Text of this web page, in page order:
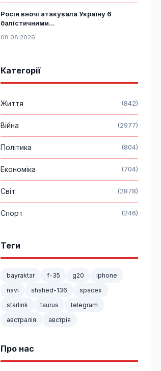
Росія вночі атакувала Україну 6
балістичними...
08.08.2026
Категорії
Життя (842)
Війна (2977)
Політика (804)
Економіка (704)
Світ (2878)
Спорт (246)
Теги
bayraktar f-35 g20
iphone
navi
shahed-136
spacex
starlink
taurus
telegram
австралія
австрія
Про нас